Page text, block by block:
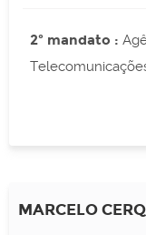
2º mandato :
MARCELO